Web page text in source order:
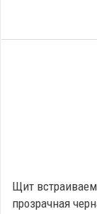
Щит
прозрачная